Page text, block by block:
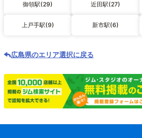
御領駅(29) 近田駅(27)
上戸手駅(9) 新市駅(6)
広島県のエリア選択に戻る